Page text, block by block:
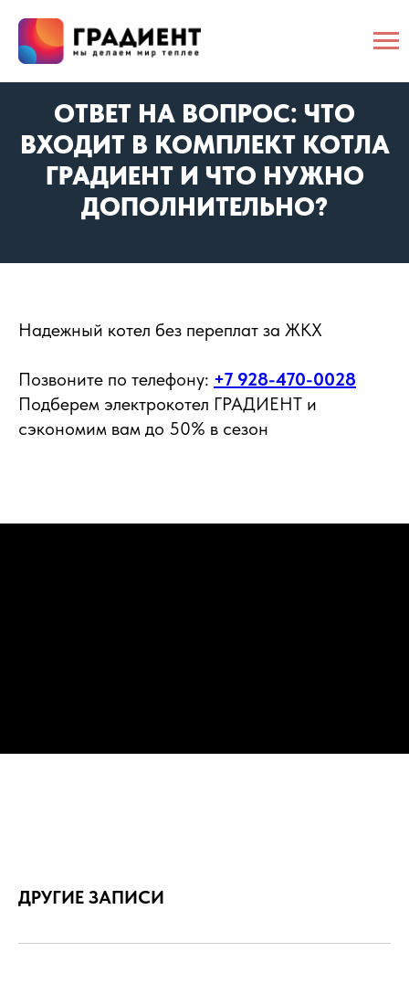
ОТВЕТ НА ВОПРОС: ЧТО
ВХОДИТ В КОМПЛЕКТ КОТЛА
ГРАДИЕНТ И ЧТО НУЖНО
ДОПОЛНИТЕЛЬНО?
️Надежный котел без переплат за ЖКХ
Позвоните по телефону: +7 928-470-0028
Подберем электрокотел ГРАДИЕНТ и
сэкономим вам до 50% в сезон
ДРУГИЕ ЗАПИСИ